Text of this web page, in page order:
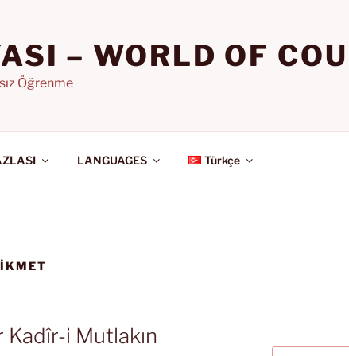
– WORLD OF
Öğrenme
LANGUAGES Türkçe
i Mutlakın